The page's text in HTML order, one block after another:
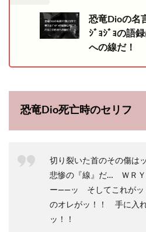
恐竜Dioの名
ｼﾞｮｼﾞｮの語
への線だ！
恐竜Dio死亡時のセリフ
切り裂いた首のその傷は
悲惨の『線』だ… ＷＲＹ
ー――ッ そしてこれがッ
のオレがッ！！ 手に入
ッ！！